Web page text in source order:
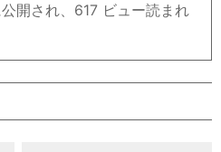
開され、617 ビュー読まれ